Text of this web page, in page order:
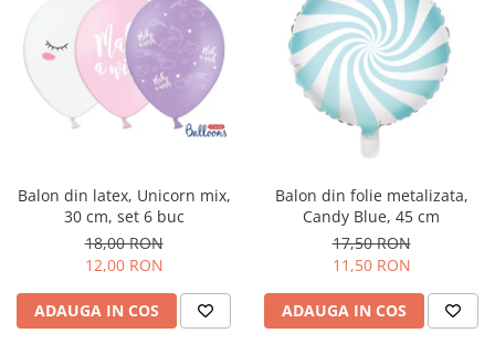
Pungi celofan
Forme pentru copt
Candybar - Catering
Alte ambalaje
DECORARE
Decoratiuni din zahar
Decoratiuni din ciocolata
Printuri Comestibile
Ornamente
Balon din latex, Unicorn mix,
30 cm, set 6 buc
18,00 RON
12,00 RON
ADAUGA IN COS
Balon din folie metalizata,
Candy Blue, 45 cm
17,50 RON
11,50 RON
ADAUGA IN COS